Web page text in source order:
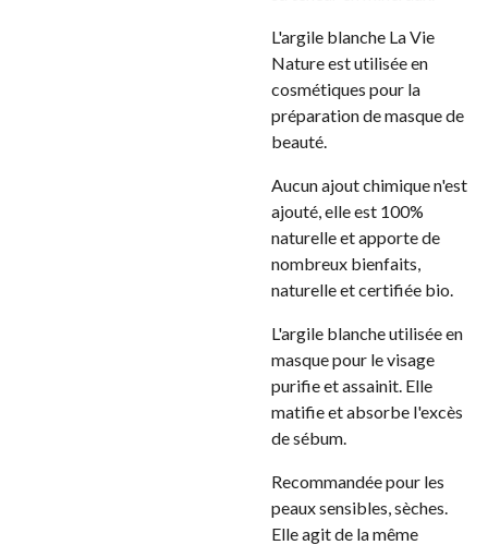
L'argile blanche La Vie
Nature est utilisée en
cosmétiques pour la
préparation de masque de
beauté.
Aucun ajout chimique n'est
ajouté, elle est 100%
naturelle et apporte de
nombreux bienfaits,
naturelle et certifiée bio.
L'argile blanche utilisée en
masque pour le visage
purifie et assainit. Elle
matifie et absorbe l'excès
de sébum.
Recommandée pour les
peaux sensibles, sèches.
Elle agit de la même